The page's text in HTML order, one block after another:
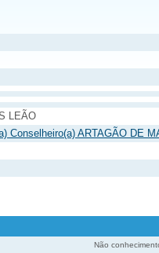
LEÃO
Conselheiro(a) ARTAGÃO DE
Não